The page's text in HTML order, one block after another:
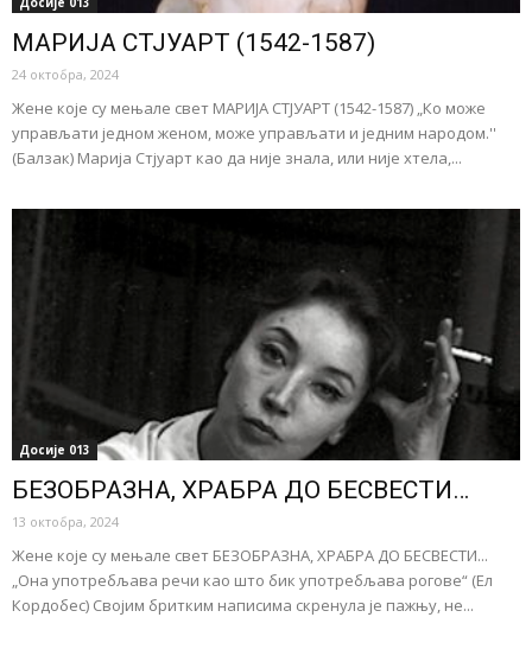
МАРИЈА СТЈУАРТ (1542-1587)
24 октобра, 2024
Жене које су мењале свет МАРИЈА СТЈУАРТ (1542-1587) „Ко може
управљати једном женом, може управљати и једним народом.''
(Балзак) Марија Стјуарт као да није знала, или није хтела,...
Досије 013
БЕЗОБРАЗНА, ХРАБРА ДО БЕСВЕСТИ…
13 октобра, 2024
Жене које су мењале свет БЕЗОБРАЗНА, ХРАБРА ДО БЕСВЕСТИ...
„Она употребљава речи као што бик употребљава рогове“ (Ел
Кордобес) Својим бритким написима скренула је пажњу, не...